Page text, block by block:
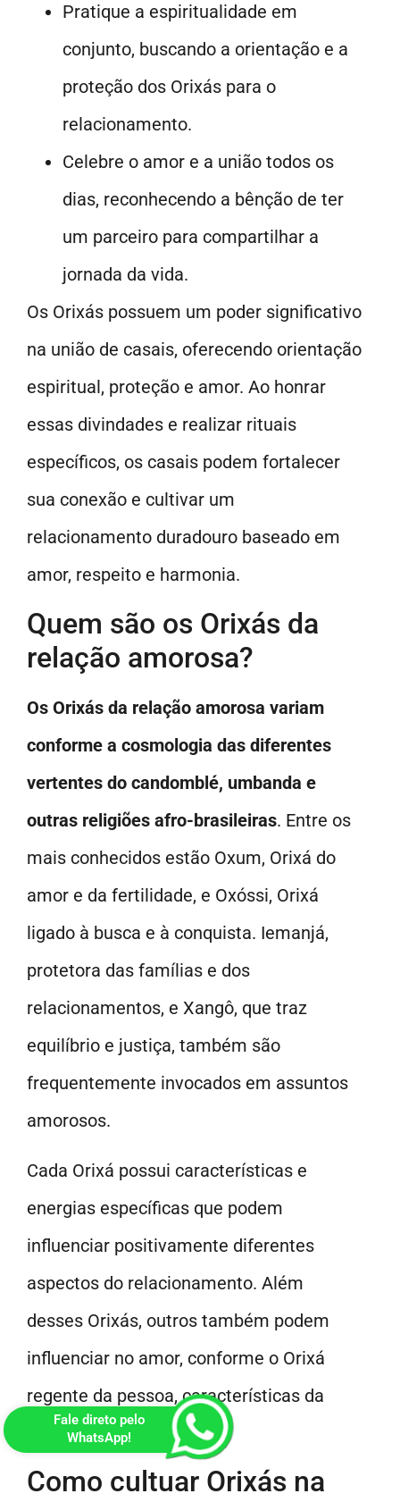
Pratique a espiritualidade em
conjunto, buscando a orientação e a
proteção dos Orixás para o
relacionamento.
Celebre o amor e a união todos os
dias, reconhecendo a bênção de ter
um parceiro para compartilhar a
jornada da vida.
Os Orixás possuem um poder significativo
na união de casais, oferecendo orientação
espiritual, proteção e amor. Ao honrar
essas divindades e realizar rituais
específicos, os casais podem fortalecer
sua conexão e cultivar um
relacionamento duradouro baseado em
amor, respeito e harmonia.
Quem são os Orixás da
relação amorosa?
Os Orixás da relação amorosa variam
conforme a cosmologia das diferentes
vertentes do candomblé, umbanda e
outras religiões afro-brasileiras. Entre os
mais conhecidos estão Oxum, Orixá do
amor e da fertilidade, e Oxóssi, Orixá
ligado à busca e à conquista. Iemanjá,
protetora das famílias e dos
relacionamentos, e Xangô, que traz
equilíbrio e justiça, também são
frequentemente invocados em assuntos
amorosos.
Cada Orixá possui características e
energias específicas que podem
influenciar positivamente diferentes
aspectos do relacionamento. Além
desses Orixás, outros também podem
influenciar no amor, conforme o Orixá
regente da pessoa, características da
personalidade e filiação.
Como cultuar Orixás na
Fale direto pelo
WhatsApp!